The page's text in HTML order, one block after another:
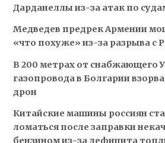
Дарданеллы из-за атак по
Медведев предрек Армении
«что похуже» из-за разрыва с
В 200 метрах от снабжающего
газопровода в Болгарии
дрон
Китайские машины россиян
ломаться после заправки
бензином из-за дефицита